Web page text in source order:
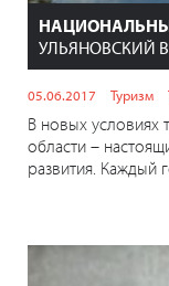
УЛЬЯНОВСКИЙ
05.06.2017 Туризм
В новых условиях
области –
развития. Каждый